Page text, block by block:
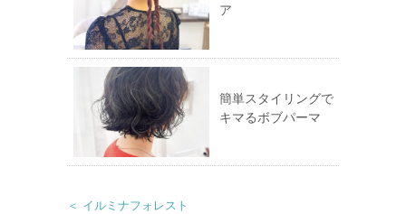
ア
簡単スタイリングで
キマるボブパーマ
＜ イルミナフォレスト